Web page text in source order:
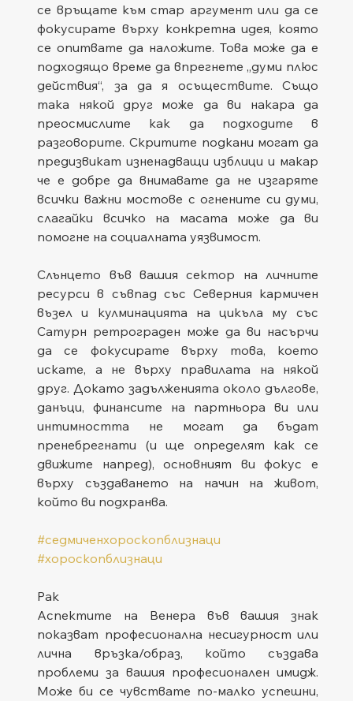
се връщате към стар аргумент или да се
фокусирате върху конкретна идея, която
се опитвате да наложите. Това може да е
подходящо време да впрегнете „думи плюс
действия“, за да я осъществите. Също
така някой друг може да ви накара да
преосмислите как да подходите в
разговорите. Скритите подкани могат да
предизвикат изненадващи изблици и макар
че е добре да внимавате да не изгаряте
всички важни мостове с огнените си думи,
слагайки всичко на масата може да ви
помогне на социалната уязвимост.
Слънцето във вашия сектор на личните
ресурси в съвпад със Северния кармичен
възел и кулминацията на цикъла му със
Сатурн ретрограден може да ви насърчи
да се фокусирате върху това, което
искате, а не върху правилата на някой
друг. Докато задълженията около дългове,
данъци, финансите на партньора ви или
интимността не могат да бъдат
пренебрегнати (и ще определят как се
движите напред), основният ви фокус е
върху създаването на начин на живот,
който ви подхранва.
#седмиченхороскопблизнаци
#хороскопблизнаци
Рак
Аспектите на Венера във вашия знак
показват професионална несигурност или
лична връзка/образ, който създава
проблеми за вашия професионален имидж.
Може би се чувствате по-малко успешни,